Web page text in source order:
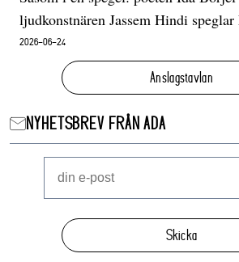
ljudkonstnären Jassem Hindi
2026-06-24
Anslagstavlan
NYHETSBREV FRÅN ADA
Skicka